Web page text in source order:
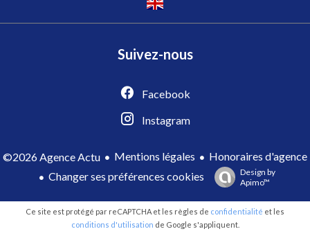
Suivez-nous
Facebook
Instagram
©2026 Agence Actu Mentions légales
Honoraires d'agence
Changer ses préférences cookies
Design by
Apimo™
Ce site est protégé par reCAPTCHA et les règles de confidentialité et les
conditions d'utilisation de Google s'appliquent.